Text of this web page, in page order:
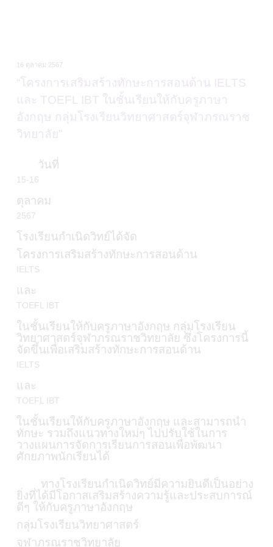
วิจัยผลสัมฤทธิ์ทางการเรียน
ข่าวสาร
เเคมปัสไลฟ์
คอมมูนิตี้
ติดต่อเรา
alumni
ปฏิทินโรงเรียน
ปฎิทินการศึกษา
16 ตุลาคม 2567
“โครงการเสริมสร้างทักษะการสอนด้าน IELTS
และ TOEFL IBT ในชั้นเรียนให้กับครูภาษาอังกฤษ
กลุ่มโรงเรียนวิทยาศาสตร์จุฬาภรณราชวิทยาลัย”
ตุลาคม
2567
โรงเรียนกำเนิดวิทย์ได้จัด
โครงการเสริมสร้างทักษะการสอนด้าน
IELTS
และ
TOEFL IBT
ในชั้นเรียนให้กับครูภาษาอังกฤษ กลุ่มโรงเรียน
วิทยาศาสตร์จุฬาภรณราชวิทยาลัย ซึ่งโครงการนี้
จัดขึ้นเพื่อเสริมสร้างทักษะการสอนด้าน
IELTS
และ
TOEFL IBT
ในชั้นเรียนให้กับครูภาษาอังกฤษ และสามารถนำ
ทักษะ รวมถึงแนวทางใหม่ๆ ไปปรับใช้ในการ
วางแผนการจัดการเรียนการสอนเพื่อพัฒนา
ศักยภาพนักเรียนได้
ยิ่งที่ได้มีโอกาสเสริมสร้างความรู้และประสบการณ์
ดีๆ ให้กับครูภาษาอังกฤษ
กลุ่มโรงเรียนวิทยาศาสตร์
จุฬาภรณราชวิทยาลัย